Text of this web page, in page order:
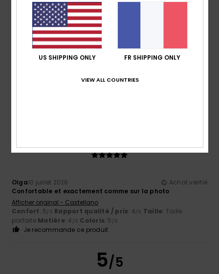
/5
10 juillet 2026
Achat vérifié
Je les adore. Parfaits pour les journées à la plage et à la
Afficher original - English
Olga10 juillet 2026
Achat vérifié
Confortable et exactement comme sur la photo
Afficher original - Castellano
Confort: 5/5 Rapport qualité / prix: 4/5 Taille: Taille
parfaite Matière: 4 /5 Coloris: 5 /5
Je recommande ce produit
5/5
US SHIPPING ONLY FR SHIPPING ONLY
VIEW ALL COUNTRIES